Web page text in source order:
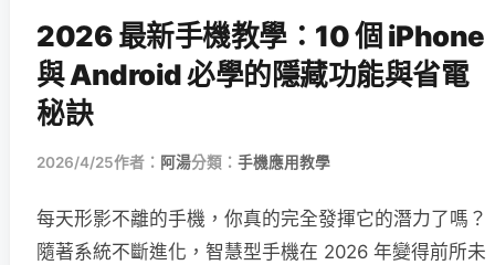
2026 最新手機教學：10 個 iPhone
與 Android 必學的隱藏功能與省電
秘訣
2026/4/25作者： 阿湯分類： 手機應用教學
每天形影不離的手機，你真的完全發揮它的潛力了嗎？
隨著系統不斷進化，智慧型手機在 2026 年變得前所未